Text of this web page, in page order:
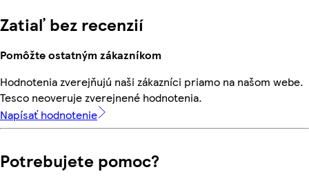
Zatiaľ bez recenzií
Pomôžte ostatným zákazníkom
Hodnotenia zverejňujú naši zákazníci priamo na našom webe.
Tesco neoveruje zverejnené hodnotenia.
Napísať hodnotenie
Potrebujete pomoc?